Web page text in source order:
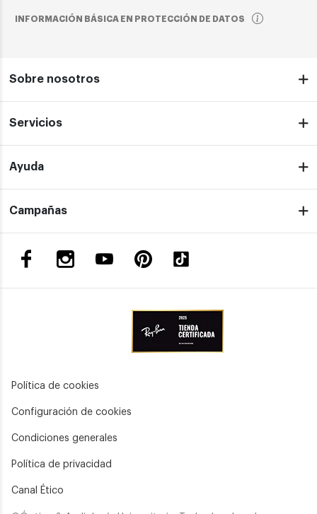
INFORMACIÓN BÁSICA EN PROTECCIÓN DE DATOS
Sobre nosotros
Servicios
Ayuda
Campañas
Política de cookies
Configuración de cookies
Condiciones generales
Política de privacidad
Canal Ético